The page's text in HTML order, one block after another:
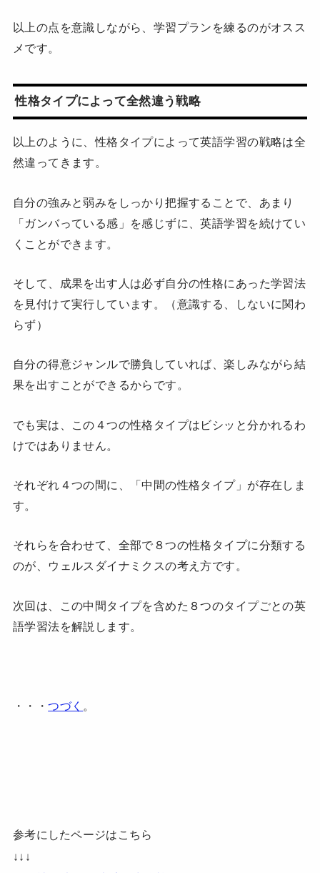
以上の点を意識しながら、学習プランを練るのがオスス
メです。
性格タイプによって全然違う戦略
以上のように、性格タイプによって英語学習の戦略は全
然違ってきます。
自分の強みと弱みをしっかり把握することで、あまり
「ガンバっている感」を感じずに、英語学習を続けてい
くことができます。
そして、成果を出す人は必ず自分の性格にあった学習法
を見付けて実行しています。（意識する、しないに関わ
らず）
自分の得意ジャンルで勝負していれば、楽しみながら結
果を出すことができるからです。
でも実は、この４つの性格タイプはビシッと分かれるわ
けではありません。
それぞれ４つの間に、「中間の性格タイプ」が存在しま
す。
それらを合わせて、全部で８つの性格タイプに分類する
のが、ウェルスダイナミクスの考え方です。
次回は、この中間タイプを含めた８つのタイプごとの英
語学習法を解説します。
・・・つづく
参考にしたページはこちら
↓↓↓